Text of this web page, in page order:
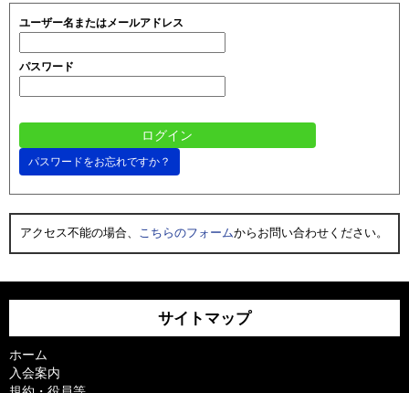
ユーザー名またはメールアドレス
パスワード
パスワードをお忘れですか？
アクセス不能の場合、 こちらのフォームからお問い合わせください。
サイトマップ
ホーム
入会案内